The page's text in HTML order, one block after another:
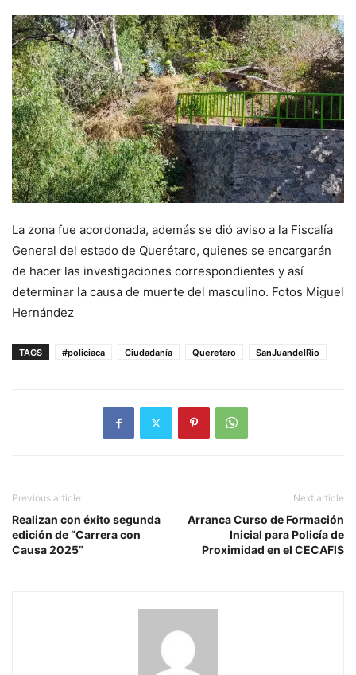
La zona fue acordonada, además se dió aviso a la Fiscalía
General del estado de Querétaro, quienes se encargarán
de hacer las investigaciones correspondientes y así
determinar la causa de muerte del masculino. Fotos Miguel
Hernández
TAGS #policiaca Ciudadanía Queretaro SanJuandelRio
Previous article
Realizan con éxito segunda
edición de “Carrera con
Causa 2025”
Next article
Arranca Curso de Formación
Inicial para Policía de
Proximidad en el CECAFIS